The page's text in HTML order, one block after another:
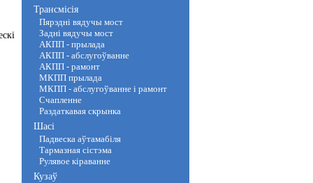
Трансмісія
Пярэдні вядучы мост
Задні вядучы мост
АКПП - прылада
АКПП - абслугоўванне
АКПП - рамонт
МКПП прылада
МКПП - абслугоўванне і рамонт
Счапленне
Раздаткавая скрынка
Шасі
Падвеска аўтамабіля
Тармазная сістэма
Рулявое кіраванне
Кузаў